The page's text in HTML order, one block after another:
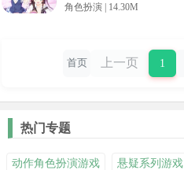
角色扮演 | 14.30M
首页 上一页 1
热门专题
动作角色扮演游戏 悬疑系列游戏